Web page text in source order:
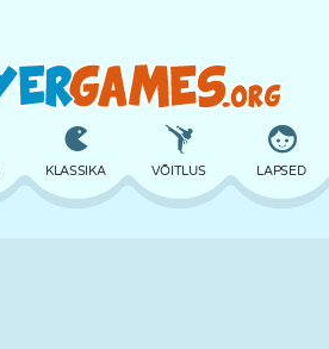
KLASSIKA VÕITLUS LAPSED